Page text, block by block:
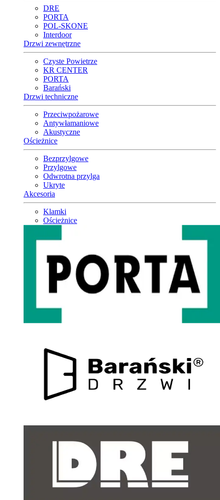
DRE
PORTA
POL-SKONE
Interdoor
Drzwi zewnętrzne
Czyste Powietrze
KR CENTER
PORTA
Barański
Drzwi techniczne
Przeciwpożarowe
Antywłamaniowe
Akustyczne
Ościeżnice
Bezprzylgowe
Przylgowe
Odwrotna przylga
Ukryte
Akcesoria
Klamki
Ościeżnice